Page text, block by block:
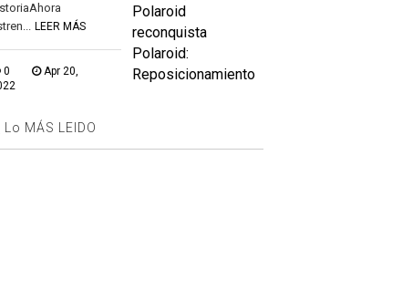
LEER MÁS
0
Apr 20,
Polaroid
reconquista
Polaroid:
Reposicionamiento
Lo MÁS LEIDO